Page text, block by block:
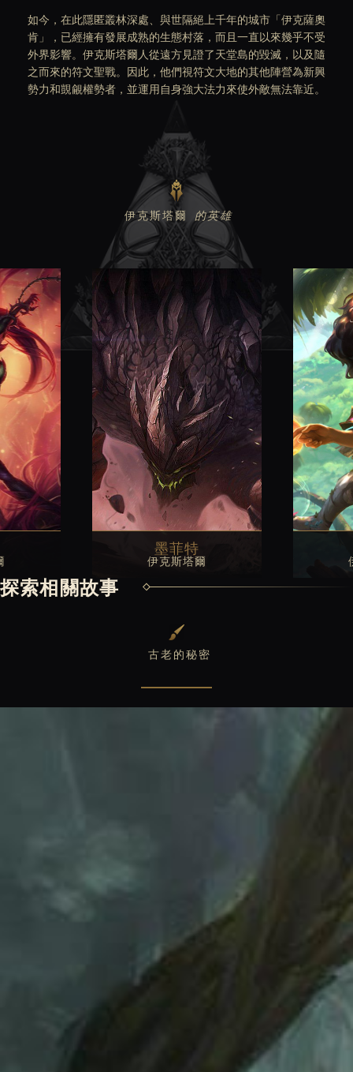
如今，在此隱匿叢林深處、與世隔絕上千年的城市「伊克薩奧
肯」，已經擁有發展成熟的生態村落，而且一直以來幾乎不受
外界影響。伊克斯塔爾人從遠方見證了天堂島的毀滅，以及隨
之而來的符文聖戰。因此，他們視符文大地的其他陣營為新興
勢力和覬覦權勢者，並運用自身強大法力來使外敵無法靠近。
伊克斯塔爾 的英雄
墨菲特
伊克斯塔爾
探索相關故事
古老的秘密